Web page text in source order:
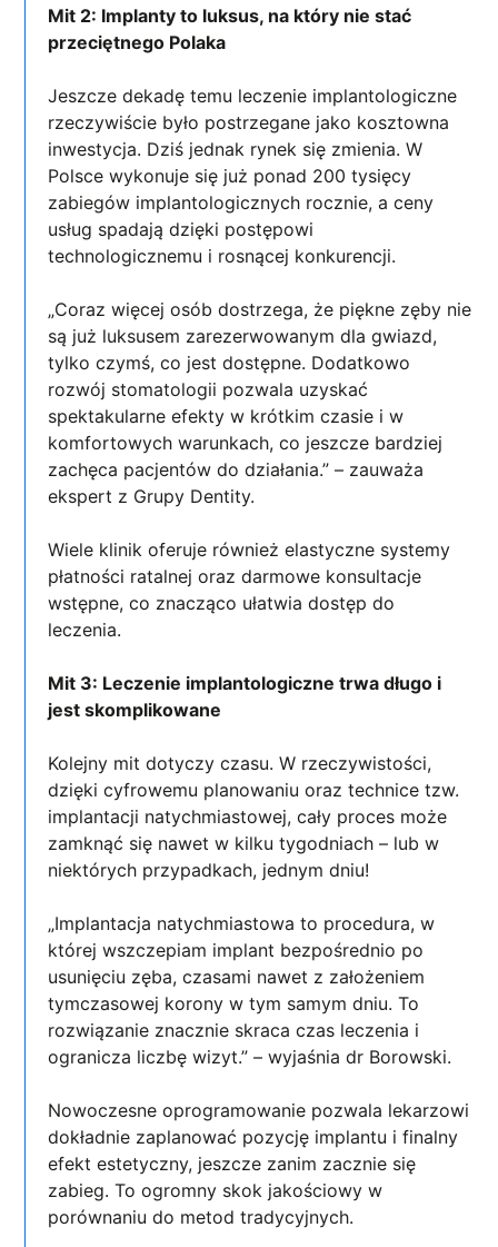
Mit 2: Implanty to luksus, na który nie stać
przeciętnego Polaka
Jeszcze dekadę temu leczenie implantologiczne
rzeczywiście było postrzegane jako kosztowna
inwestycja. Dziś jednak rynek się zmienia. W
Polsce wykonuje się już ponad 200 tysięcy
zabiegów implantologicznych rocznie, a ceny
usług spadają dzięki postępowi
technologicznemu i rosnącej konkurencji.
„Coraz więcej osób dostrzega, że piękne zęby nie
są już luksusem zarezerwowanym dla gwiazd,
tylko czymś, co jest dostępne. Dodatkowo
rozwój stomatologii pozwala uzyskać
spektakularne efekty w krótkim czasie i w
komfortowych warunkach, co jeszcze bardziej
zachęca pacjentów do działania.” – zauważa
ekspert z Grupy Dentity.
Wiele klinik oferuje również elastyczne systemy
płatności ratalnej oraz darmowe konsultacje
wstępne, co znacząco ułatwia dostęp do
leczenia.
Mit 3: Leczenie implantologiczne trwa długo i
jest skomplikowane
Kolejny mit dotyczy czasu. W rzeczywistości,
dzięki cyfrowemu planowaniu oraz technice tzw.
implantacji natychmiastowej, cały proces może
zamknąć się nawet w kilku tygodniach – lub w
niektórych przypadkach, jednym dniu!
„Implantacja natychmiastowa to procedura, w
której wszczepiam implant bezpośrednio po
usunięciu zęba, czasami nawet z założeniem
tymczasowej korony w tym samym dniu. To
rozwiązanie znacznie skraca czas leczenia i
ogranicza liczbę wizyt.” – wyjaśnia dr Borowski.
Nowoczesne oprogramowanie pozwala lekarzowi
dokładnie zaplanować pozycję implantu i finalny
efekt estetyczny, jeszcze zanim zacznie się
zabieg. To ogromny skok jakościowy w
porównaniu do metod tradycyjnych.